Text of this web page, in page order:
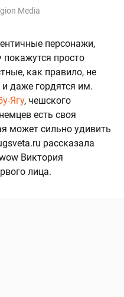
Media
персонажи,
просто
как правило, не
даже гордятся им.
Ягу, чешского
есть своя
может сильно удивить
рассказала
Виктория
лица.